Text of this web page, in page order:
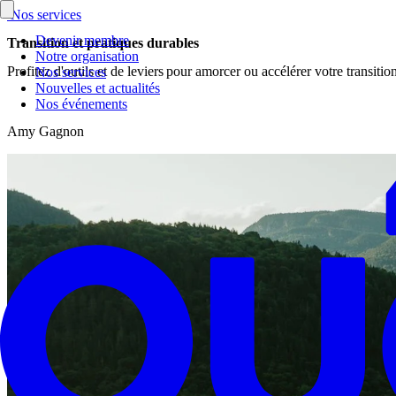
Devenir membre
Notre organisation
Nos services
Nouvelles et actualités
Nos événements
Nos services
Transition et pratiques durables
Profitez d'outils et de leviers pour amorcer ou accélérer votre
Amy Gagnon